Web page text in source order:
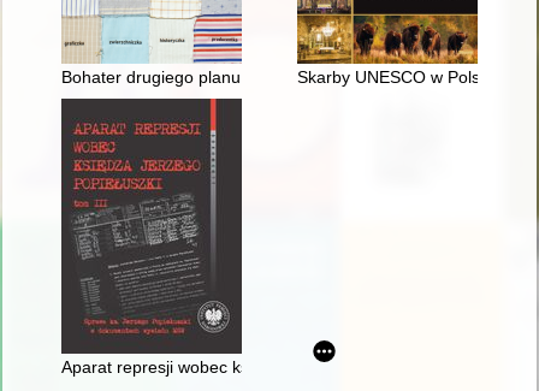
Bohater drugiego planu : wspomnienie o Bogusławie
Skarby UNESCO w Polsce
Aparat represji wobec księdza Jerzego Popiełuszki. T. 3,